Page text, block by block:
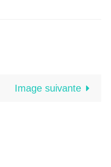
Image suivante